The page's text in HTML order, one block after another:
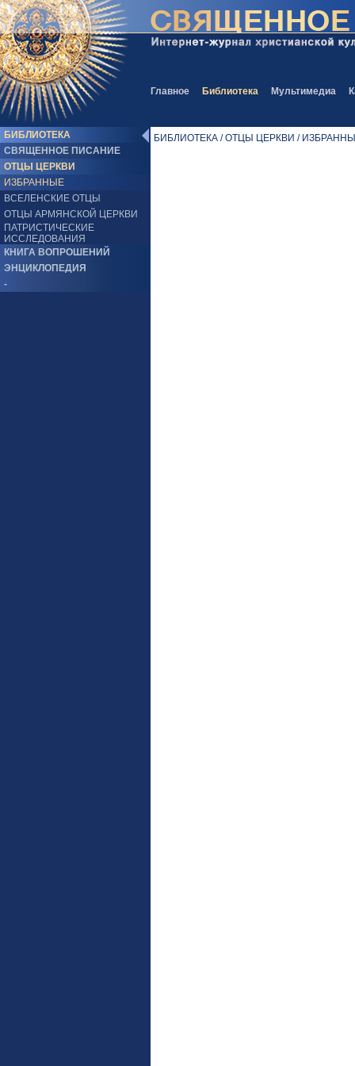
Главное Библиотека Мультимедиа
БИБЛИОТЕКА
СВЯЩЕННОЕ ПИСАНИЕ
ОТЦЫ ЦЕРКВИ
ИЗБРАННЫЕ
ВСЕЛЕНСКИЕ ОТЦЫ
ОТЦЫ АРМЯНСКОЙ ЦЕРКВИ
ПАТРИСТИЧЕСКИЕ
ИССЛЕДОВАНИЯ
КНИГА ВОПРОШЕНИЙ
ЭНЦИКЛОПЕДИЯ
-
БИБЛИОТЕКА / ОТЦЫ ЦЕРКВИ /